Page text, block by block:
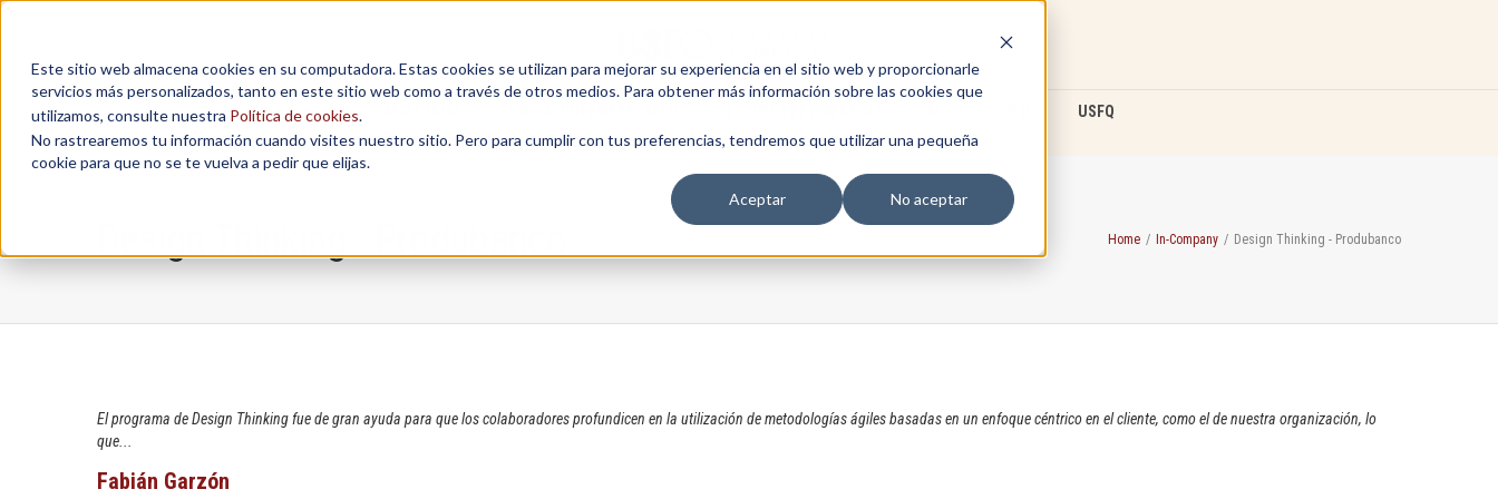
Este sitio web almacena cookies en su computadora. Estas cookies se utilizan para mejorar su experiencia en el sitio web y proporcionarle
servicios más personalizados, tanto en este sitio web como a través de otros medios. Para obtener más información sobre las cookies que
utilizamos, consulte nuestra Política de cookies.
No rastrearemos tu información cuando visites nuestro sitio. Pero para cumplir con tus preferencias, tendremos que utilizar una pequeña
cookie para que no se te vuelva a pedir que elijas.
Aceptar
No aceptar
USFQ
Home / In-Company / Design Thinking - Produbanco
El programa de Design Thinking fue de gran ayuda para que los colaboradores profundicen en la utilización de metodologías ágiles basadas en un enfoque céntrico en el cliente, como el de nuestra organización, lo
que...
Fabián Garzón